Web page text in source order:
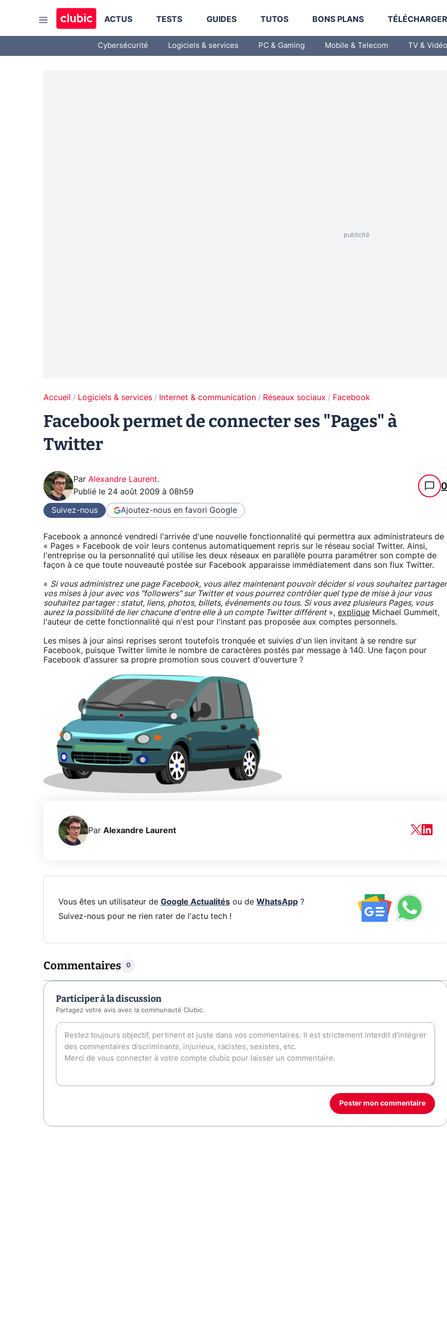
ACTUS TESTS GUIDES TUTOS BONS PLANS
Cybersécurité Logiciels & services PC & Gaming Mobile & Telecom TV & Vidéo
Accueil Logiciels & services Internet & communication Réseaux sociaux Facebook
Facebook permet de connecter ses "Pages" à
Twitter
Par Alexandre Laurent.
Publié le 24 août 2009 à 08h59 0
Suivez-nous Ajoutez-nous en favori Google
Facebook a annoncé vendredi l'arrivée d'une nouvelle fonctionnalité qui permettra aux administrateurs de
« Pages » Facebook de voir leurs contenus automatiquement repris sur le réseau social Twitter. Ainsi,
l'entreprise ou la personnalité qui utilise les deux réseaux en parallèle pourra paramétrer son compte de
façon à ce que toute nouveauté postée sur Facebook apparaisse immédiatement dans son flux Twitter.
« Si vous administrez une page Facebook, vous allez maintenant pouvoir décider si vous souhaitez partager
vos mises à jour avec vos "followers" sur Twitter et vous pourrez contrôler quel type de mise à jour vous
souhaitez partager : statut, liens, photos, billets, événements ou tous. Si vous avez plusieurs Pages, vous
aurez la possibilité de lier chacune d'entre elle à un compte Twitter différent», explique Michael Gummelt,
l'auteur de cette fonctionnalité qui n'est pour l'instant pas proposée aux comptes personnels.
Les mises à jour ainsi reprises seront toutefois tronquée et suivies d'un lien invitant à se rendre sur
Facebook, puisque Twitter limite le nombre de caractères postés par message à 140. Une façon pour
Facebook d'assurer sa propre promotion sous couvert d'ouverture ?
Par Alexandre Laurent
Vous êtes un utilisateur de Google Actualitésou de WhatsApp?
Suivez-nous pour ne rien rater de l'actu tech !
Commentaires 0
Participer à la discussion
Partagez votre avis avec la communauté Clubic.
Poster mon commentaire